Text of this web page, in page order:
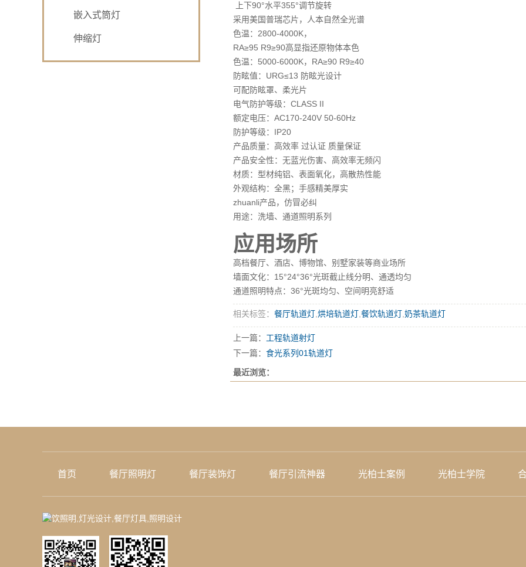
嵌入式筒灯
伸缩灯
上下90°水平355°调节旋转
采用美国普瑞芯片，人本自然全光谱
色温：2800-4000K，
RA≥95 R9≥90高显指还原物体本色
色温：5000-6000K，RA≥90 R9≥40
防眩值：URG≤13 防眩光设计
可配防眩罩、柔光片
电气防护等级：CLASS II
额定电压：AC170-240V 50-60Hz
防护等级：IP20
产品质量：高效率 过认证 质量保证
产品安全性：无蓝光伤害、高效率无频闪
材质：型材纯铝、表面氧化，高散热性能
外观结构：全黑；手感精美厚实
zhuanli产品，仿冒必纠
用途：洗墙、通道照明系列
应用场所
高档餐厅、酒店、博物馆、别墅家装等商业场所
墙面文化：15°24°36°光斑截止线分明、通透均匀
通道照明特点：36°光斑均匀、空间明亮舒适
相关标签： 餐厅轨道灯 烘培轨道灯 餐饮轨道灯 奶茶轨道灯
上一篇： 工程轨道射灯
下一篇： 食光系列01轨道灯
最近浏览：
首页 餐厅照明灯 餐厅装饰灯 餐厅引流神器 光柏士案例 光柏士学院